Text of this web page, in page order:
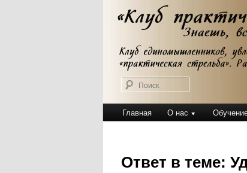
Клуб
Клуб практической стрельбы
Главное
меню
Главная О нас
Ответ в теме: